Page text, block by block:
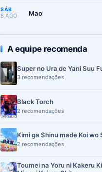
SÁB
8 AGO Mao
A equipe recomenda
Super no Ura de Yani Suu
3 recomendações
Black Torch
2 recomendações
Kimi ga Shinu made Koi wo
2 recomendações
Toumei na Yoru ni Kakeru